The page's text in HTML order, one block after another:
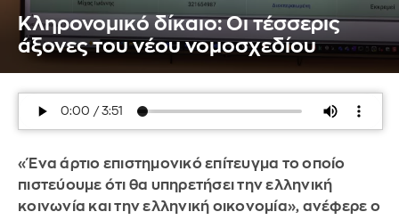
Κληρονομικό δίκαιο: Οι τέσσερις
άξονες του νέου νομοσχεδίου
«Ένα άρτιο επιστημονικό επίτευγμα το οποίο
πιστεύουμε ότι θα υπηρετήσει την ελληνική
κοινωνία και την ελληνική οικονομία», ανέφερε ο